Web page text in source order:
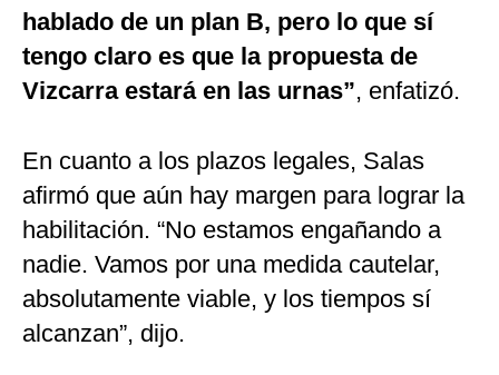
hablado de un plan B, pero lo que sí
tengo claro es que la propuesta de
Vizcarra estará en las urnas”, enfatizó.
En cuanto a los plazos legales, Salas
afirmó que aún hay margen para lograr la
habilitación. “No estamos engañando a
nadie. Vamos por una medida cautelar,
absolutamente viable, y los tiempos sí
alcanzan”, dijo.